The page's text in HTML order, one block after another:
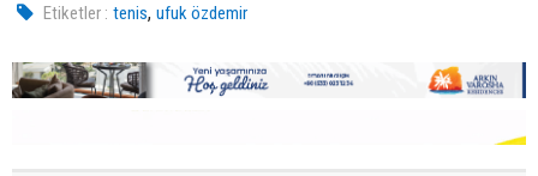
Etiketler : tenis,ufuk özdemir